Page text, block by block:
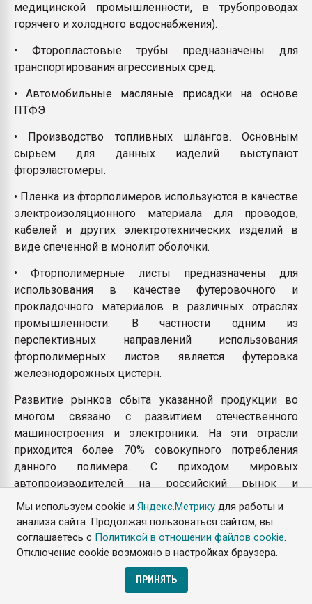
Мы используем cookie иЯндекс.Метрику для работы и
анализа сайта. Продолжая пользоваться сайтом, вы
соглашаетесь с Политикой в отношении файлов cookie.
Отключение cookie возможно в настройках браузера.
ПРИНЯТЬ
медицинской промышленности, в трубопроводах
горячего и холодного водоснабжения).
• Фторопластовые трубы предназначены для
транспортирования агрессивных сред.
• Автомобильные масляные присадки на основе
ПТФЭ
• Производство топливных шлангов. Основным
сырьем для данных изделий выступают
фторэластомеры.
• Пленка из фторполимеров используются в качестве
электроизоляционного материала для проводов,
кабелей и других электротехнических изделий в
виде спеченной в монолит оболочки.
• Фторполимерные листы предназначены для
использования в качестве футеровочного и
прокладочного материалов в различных отраслях
промышленности. В частности одним из
перспективных направлений использования
фторполимерных листов является футеровка
железнодорожных цистерн.
Развитие рынков сбыта указанной продукции во
многом связано с развитием отечественного
машиностроения и электроники. На эти отрасли
приходится более 70% совокупного потребления
данного полимера. С приходом мировых
автопроизводителей на российский рынок и
планируемом достижении необходимого уровня
локализации производств автокомплектующих,
спрос на фторполимерную продукцию должен
стремительно расти. Как, впрочем, и на все
конструкционные пластмассы.
Большой потенциал несет поиск новых применений